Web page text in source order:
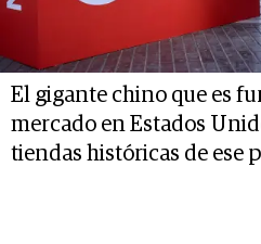
El gigante chino que es
mercado en Estados
tiendas históricas de ese